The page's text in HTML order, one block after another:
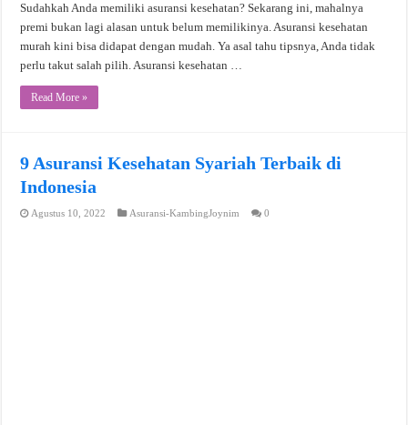
Sudahkah Anda memiliki asuransi kesehatan? Sekarang ini, mahalnya
premi bukan lagi alasan untuk belum memilikinya. Asuransi kesehatan
murah kini bisa didapat dengan mudah. Ya asal tahu tipsnya, Anda tidak
perlu takut salah pilih. Asuransi kesehatan …
Read More »
9 Asuransi Kesehatan Syariah Terbaik di
Indonesia
Agustus 10, 2022 Asuransi-KambingJoynim 0